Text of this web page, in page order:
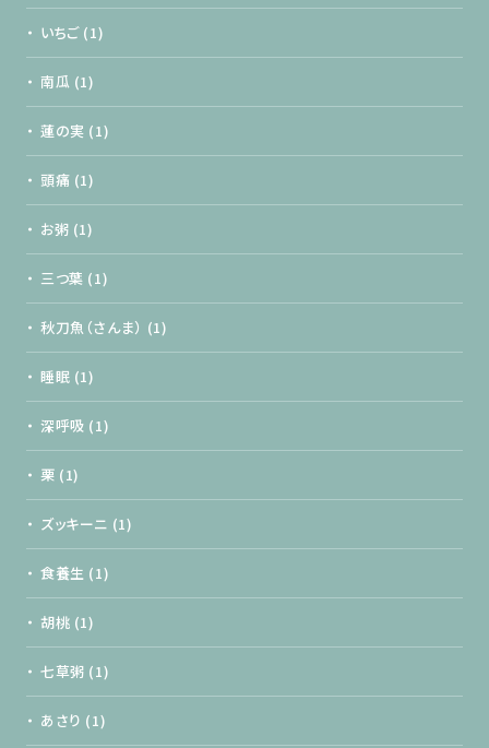
いちご(1)
南瓜 (1)
蓮の実 (1)
頭痛 (1)
お粥 (1)
三つ葉 (1)
秋刀魚（さんま） (1)
睡眠 (1)
深呼吸 (1)
栗 (1)
ズッキーニ (1)
食養生 (1)
胡桃 (1)
七草粥 (1)
あさり (1)